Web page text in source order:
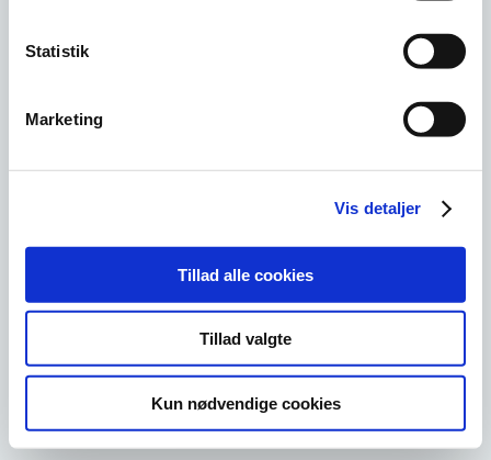
Statistik
Marketing
Vis detaljer
Tillad alle cookies
Tillad valgte
Kun nødvendige cookies
Andre sider
Projekter
Downloads
Cookies
Translate »